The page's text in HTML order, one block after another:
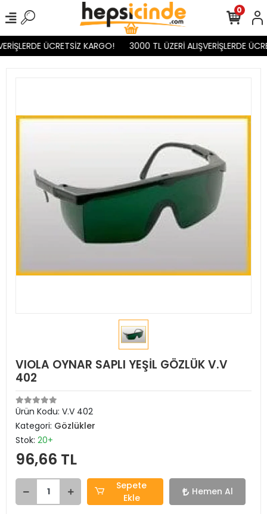
ÜCRETSİZ KARGO! 3000 TL ÜZERİ ALIŞVERİŞLERDE
0
VIOLA OYNAR SAPLI YEŞİL GÖZLÜK V.V
402
Ürün Kodu: V.V 402
Kategori: Gözlükler
Stok: 20+
96,66 TL
Sepete
Ekle
Hemen Al